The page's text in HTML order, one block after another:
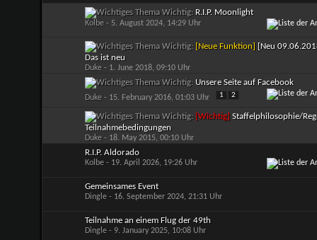
Wichtig: R.I.P. Moonlight
Kolbe- 5. August 2024, 14:29 Uhr
Wichtig: [Neue Funktion] [Neu
Das ist neu
Duke- 1. June 2018, 09:10 Uhr
Wichtig: Unsere Seite auf Facebook
Duke- 15. February 2016, 01:03 Uhr 1 2
Wichtig: [Wichtig] Staffelphilosophie/
Teilnahmebedingungen
Duke- 18. May 2015, 00:10 Uhr
R.I.P. Aldorado
Kolbe- 19. April 2026, 19:26 Uhr
Gemeinsames Event
Dingle- 16. September 2024, 21:31 Uhr
Teilnahme an einem Flug der 49th
Dingle- 9. January 2025, 10:08 Uhr